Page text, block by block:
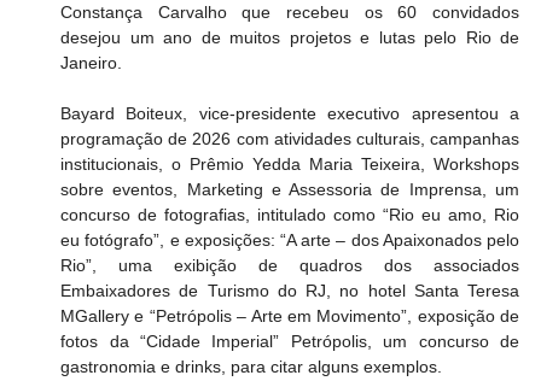
Constança Carvalho que recebeu os 60 convidados
desejou um ano de muitos projetos e lutas pelo Rio de
Janeiro.
Bayard Boiteux, vice-presidente executivo apresentou a
programação de 2026 com atividades culturais, campanhas
institucionais, o Prêmio Yedda Maria Teixeira, Workshops
sobre eventos, Marketing e Assessoria de Imprensa, um
concurso de fotografias, intitulado como “Rio eu amo, Rio
eu fotógrafo”, e exposições: “A arte – dos Apaixonados pelo
Rio”, uma exibição de quadros dos associados
Embaixadores de Turismo do RJ, no hotel Santa Teresa
MGallery e “Petrópolis – Arte em Movimento”, exposição de
fotos da “Cidade Imperial” Petrópolis, um concurso de
gastronomia e drinks, para citar alguns exemplos.